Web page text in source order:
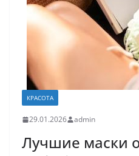
КРАСОТА
29.01.2026 admin
Лучшие маски